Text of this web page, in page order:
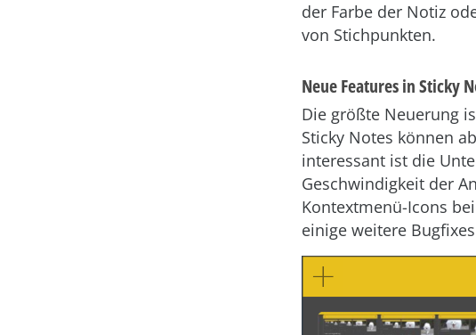
der Farbe der Notiz
von Stichpunkten.
Neue Features in Sticky
Die größte Neuerung
Sticky Notes können
interessant ist die
Geschwindigkeit der
Kontextmenü-Icons
einige weitere